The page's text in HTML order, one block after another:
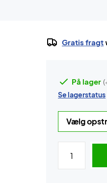
Gratis fragt
På lager
Se lagerstatus